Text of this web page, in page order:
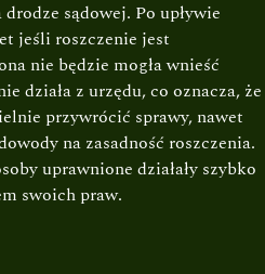
sądowej. Po upływie
jeśli roszczenie jest
nie będzie mogła wnieść
działa z urzędu, co oznacza, że
przywrócić sprawy, nawet
na zasadność roszczenia.
uprawnione działały szybko
swoich praw.